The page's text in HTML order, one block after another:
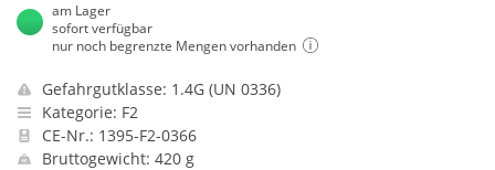
am Lager
sofort verfügbar
nur noch begrenzte Mengen vorhanden
Gefahrgutklasse: 1.4G (UN 0336)
Kategorie: F2
CE-Nr.: 1395-F2-0366
Bruttogewicht: 420 g